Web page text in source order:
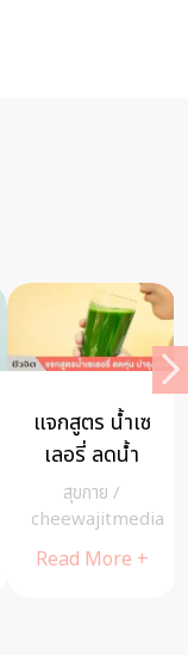
แจกสูตร น้ำเซ
เลอรี่ ลดน้ำ
หนัก พร้อม
ช่วยบำรุง
สมอง
สุขกาย /
cheewajitmedia
Read More +